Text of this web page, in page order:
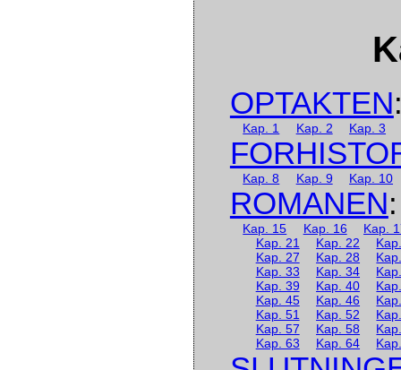
OPTAKTEN
Kap. 1 Kap. 2 Kap. 3
Kap. 8 Kap. 9 Kap. 10
ROMANEN:
Kap. 15 Kap. 16
Kap.
Kap. 21
Kap. 22
Kap. 27
Kap. 28
Kap. 33
Kap. 34
Kap. 39
Kap. 40
Kap. 45
Kap. 46
Kap. 51
Kap. 52
Kap. 57
Kap. 58
Kap. 63
Kap. 64